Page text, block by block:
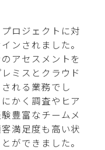
ロジェクトに対
ンされました。
アセスメントを
ミスとクラウド
れる業務でし
かく調査やヒア
豊富なチームメ
満足度も高い状
ができました。